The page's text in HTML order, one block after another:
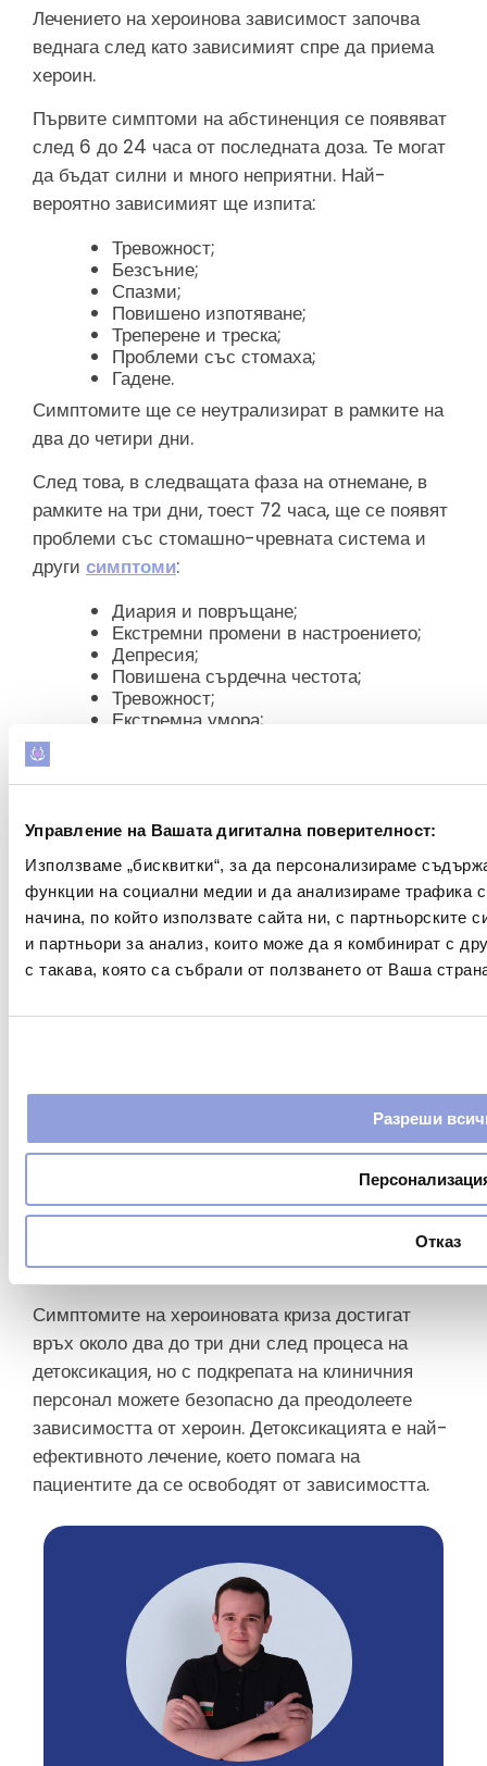
Управление на Вашата дигитална поверителност:
Използваме „бисквитки“, за да персонализираме
функции на социални медии и да анализираме трафика
начина, по който използвате сайта ни, с партньорските
и партньори за анализ, които може да я комбинират с
с такава, която са събрали от ползването от Ваша
Разреши
Отказ
Лечението на хероинова зависимост започва
веднага след като зависимият спре да приема
хероин.
Първите симптоми на абстиненция се появяват
след 6 до 24 часа от последната доза. Те могат
да бъдат силни и много неприятни. Най-
вероятно зависимият ще изпита:
Тревожност;
Безсъние;
Спазми;
Повишено изпотяване;
Треперене и треска;
Проблеми със стомаха;
Гадене.
Симптомите ще се неутрализират в рамките на
два до четири дни.
След това, в следващата фаза на отнемане, в
рамките на три дни, тоест 72 часа, ще се появят
проблеми със стомашно-чревната система и
други симптоми:
Диария и повръщане;
Екстремни промени в настроението;
Депресия;
Повишена сърдечна честота;
Тревожност;
Екстремна умора;
Това са най-изразените симптоми, които
продължават в период от пет до шест дни. След
това се неутрализират и лицето се чувства
много по-добре. Това е острата фаза на
отнемане. Когато зависимият премине през
острите симптоми на отнемане от хероин, той е
близо до края на процеса. Острите симптоми на
хероин, не осъзнават, че имат проблем. Страхът
от болезнени симптоми на отнемане често
пречи назависимитеда потърсят необходимата
помощ. Въпреки това, детоксикацията от хероин
в качествен рехабилитационен център близо до
симптомите на отнемане.
Симптомите на хероиновата криза достигат
връх около два до три дни след процеса на
детоксикация, но с подкрепата на клиничния
персонал можете безопасно да преодолеете
зависимостта от хероин. Детоксикацията е най-
ефективното лечение, което помага на
пациентите да се освободят от зависимостта.